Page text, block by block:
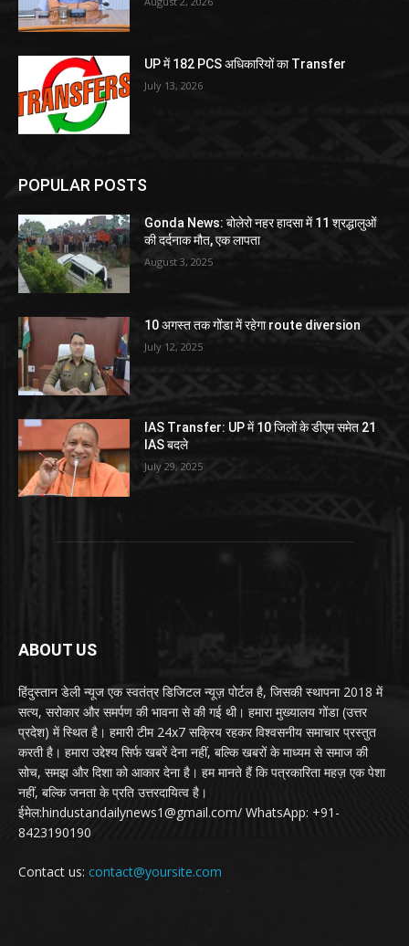
UP में 182 PCS अधिकारियों का Transfer
July 13, 2026
POPULAR POSTS
Gonda News: बोलेरो नहर हादसा में 11 श्रद्धालुओं
की दर्दनाक मौत, एक लापता
August 3, 2025
10 अगस्त तक गोंडा में रहेगा route diversion
July 12, 2025
IAS Transfer: UP में 10 जिलों के डीएम समेत 21
IAS बदले
July 29, 2025
ABOUT US
हिंदुस्तान डेली न्यूज एक स्वतंत्र डिजिटल न्यूज़ पोर्टल है, जिसकी स्थापना 2018 में
सत्य, सरोकार और समर्पण की भावना से की गई थी। हमारा मुख्यालय गोंडा (उत्तर
प्रदेश) में स्थित है। हमारी टीम 24x7 सक्रिय रहकर विश्वसनीय समाचार प्रस्तुत
करती है। हमारा उद्देश्य सिर्फ खबरें देना नहीं, बल्कि खबरों के माध्यम से समाज की
सोच, समझ और दिशा को आकार देना है। हम मानते हैं कि पत्रकारिता महज़ एक पेशा
नहीं, बल्कि जनता के प्रति उत्तरदायित्व है।
ईमेल:hindustandailynews1@gmail.com/ WhatsApp: +91-
8423190190
Contact us: contact@yoursite.com